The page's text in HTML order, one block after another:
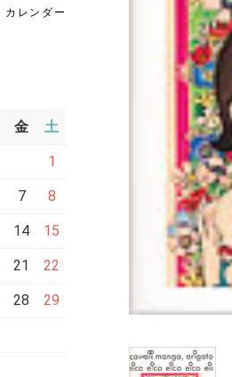
カレンダー
金 土
1
7 8
14 15
21 22
28 29